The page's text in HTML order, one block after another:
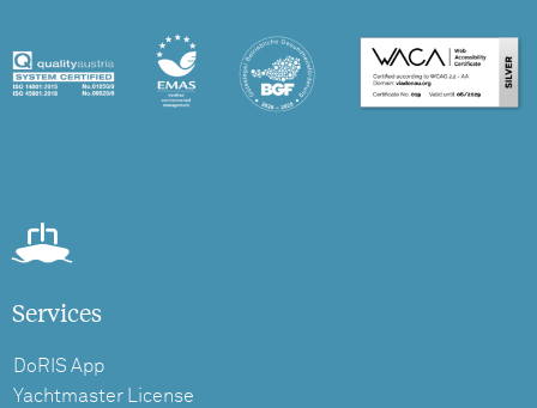
Services
DoRIS App
Yachtmaster License